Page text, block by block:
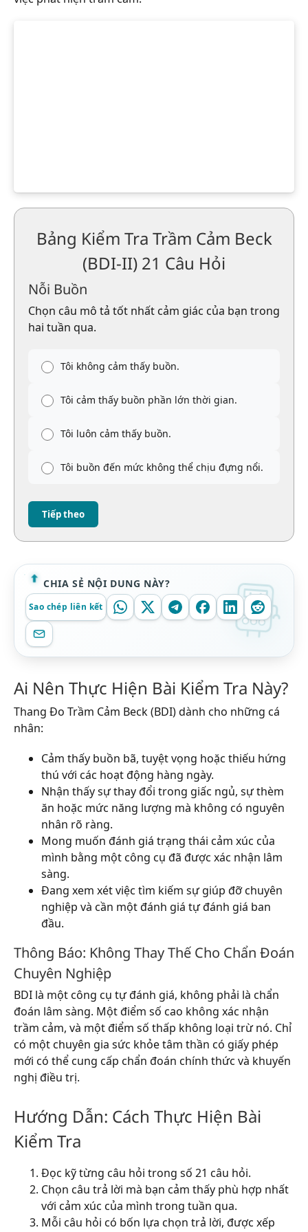
Bảng Kiểm Tra Trầm Cảm Beck
(BDI-II) 21 Câu Hỏi
Nỗi Buồn
Chọn câu mô tả tốt nhất cảm giác của bạn trong
hai tuần qua.
Tôi không cảm thấy buồn.
Tôi cảm thấy buồn phần lớn thời gian.
Tôi luôn cảm thấy buồn.
Tôi buồn đến mức không thể chịu đựng nổi.
Tiếp theo
CHIA SẺ NỘI DUNG NÀY?
Sao chép liên kết
Ai Nên Thực Hiện Bài Kiểm Tra Này?
Thang Đo Trầm Cảm Beck (BDI) dành cho những cá
nhân:
Cảm thấy buồn bã, tuyệt vọng hoặc thiếu hứng
thú với các hoạt động hàng ngày.
Nhận thấy sự thay đổi trong giấc ngủ, sự thèm
ăn hoặc mức năng lượng mà không có nguyên
nhân rõ ràng.
Mong muốn đánh giá trạng thái cảm xúc của
mình bằng một công cụ đã được xác nhận lâm
sàng.
Đang xem xét việc tìm kiếm sự giúp đỡ chuyên
nghiệp và cần một đánh giá tự đánh giá ban
đầu.
Thông Báo: Không Thay Thế Cho Chẩn Đoán
Chuyên Nghiệp
BDI là một công cụ tự đánh giá, không phải là chẩn
đoán lâm sàng. Một điểm số cao không xác nhận
trầm cảm, và một điểm số thấp không loại trừ nó. Chỉ
có một chuyên gia sức khỏe tâm thần có giấy phép
mới có thể cung cấp chẩn đoán chính thức và khuyến
nghị điều trị.
Hướng Dẫn: Cách Thực Hiện Bài
Kiểm Tra
Đọc kỹ từng câu hỏi trong số 21 câu hỏi.
Chọn câu trả lời mà bạn cảm thấy phù hợp nhất
với cảm xúc của mình trong tuần qua.
Mỗi câu hỏi có bốn lựa chọn trả lời, được xếp